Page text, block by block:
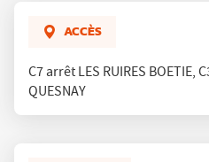
ACCÈS
C7 arrêt LES RUIRES BOETIE,
QUESNAY